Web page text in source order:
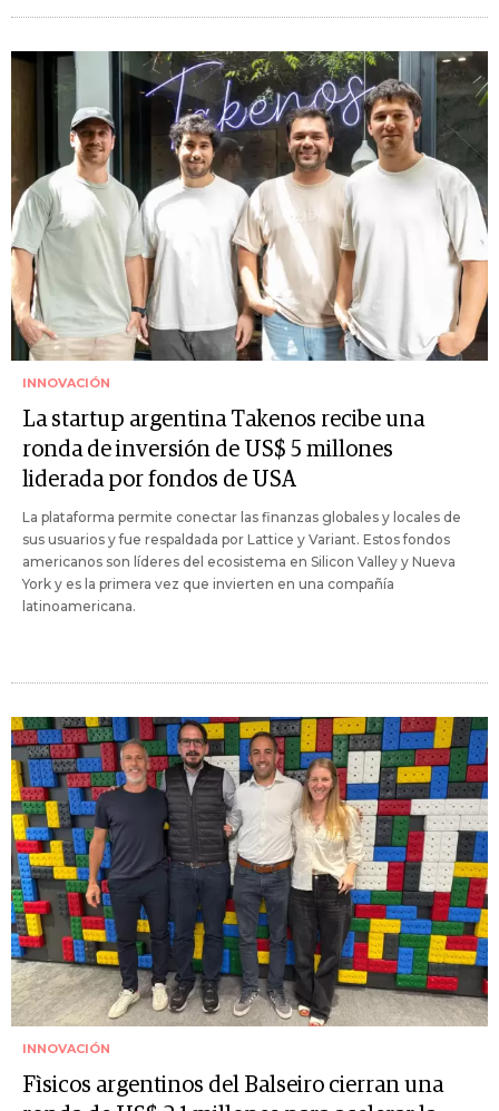
INNOVACIÓN
La startup argentina Takenos recibe una
ronda de inversión de US$ 5 millones
liderada por fondos de USA
La plataforma permite conectar las finanzas globales y locales de
sus usuarios y fue respaldada por Lattice y Variant. Estos fondos
americanos son líderes del ecosistema en Silicon Valley y Nueva
York y es la primera vez que invierten en una compañía
latinoamericana.
INNOVACIÓN
Fìsicos argentinos del Balseiro cierran una